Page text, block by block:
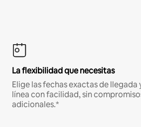
La flexibilidad que necesitas
Elige las fechas exactas de llegada
línea con facilidad, sin
adicionales.*